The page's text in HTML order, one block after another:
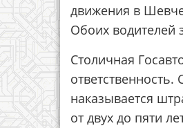
движения в
Обоих водителей
Столичная
наказывается
от двух до пяти